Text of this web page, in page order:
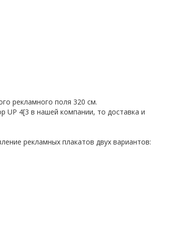
рекламного поля 320 см.
UP 4[3 в нашей компании, то доставка и
рекламных плакатов двух вариантов: